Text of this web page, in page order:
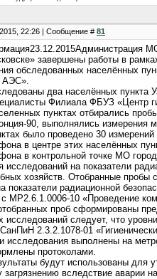
22:26 | Сообщение # 81
завершены работы в
обследованных населённых
АЭС».
два населённых пункта
Филиала ФБУЗ «Центр
пунктах отбирались
90, выполнялись
было проведено 30
в центре этих населённых
в контрольной точке МО
на показатели
хозяйств. Отобранные пробы
показатели радиационной
с МР2.6.1.0006-10 «Проведение
проб сформированы
исследований следует, что
2.3.2.1078-01
исследования выполнены на
протоколами.
будут использованы для
загрязнению вследствие